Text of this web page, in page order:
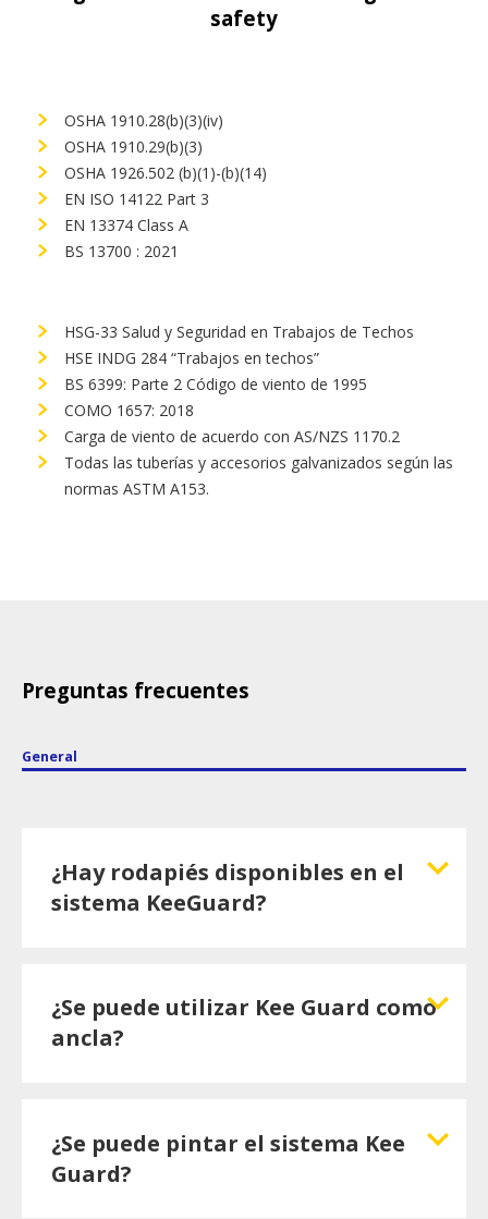
safety
OSHA 1910.28(b)(3)(iv)
OSHA 1910.29(b)(3)
OSHA 1926.502 (b)(1)-(b)(14)
EN ISO 14122 Part 3
EN 13374 Class A
BS 13700 : 2021
HSG-33 Salud y Seguridad en Trabajos de Techos
HSE INDG 284 “Trabajos en techos”
BS 6399: Parte 2 Código de viento de 1995
COMO 1657: 2018
Carga de viento de acuerdo con AS/NZS 1170.2
Todas las tuberías y accesorios galvanizados según las
normas ASTM A153.
Preguntas frecuentes
General
¿Hay rodapiés disponibles en el
sistema KeeGuard?
¿Se puede utilizar Kee Guard como
ancla?
¿Se puede pintar el sistema Kee
Guard?